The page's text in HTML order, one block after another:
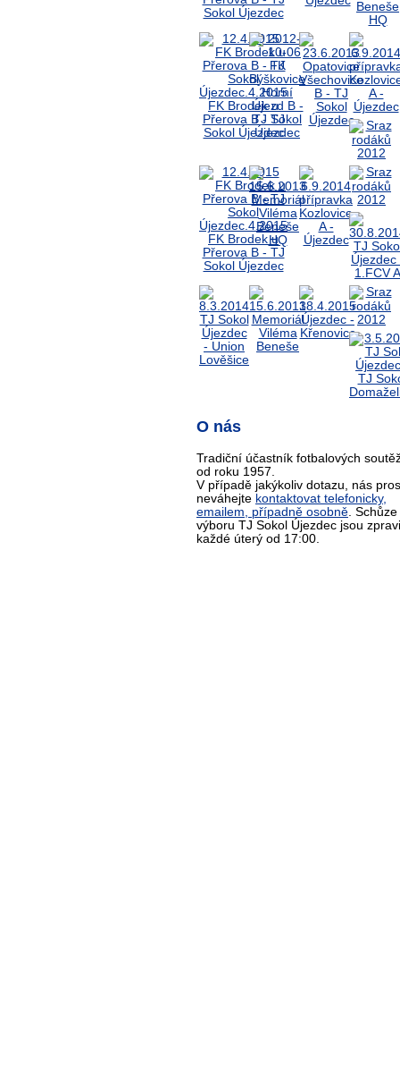
O nás
Tradiční účastník fotbalových
od roku 1957.
V případě jakýkoliv dotazu, nás
neváhejte kontaktovat telefonicky,
emailem, případně osobně. Schůze
výboru TJ Sokol Újezdec jsou
každé úterý od 17:00.